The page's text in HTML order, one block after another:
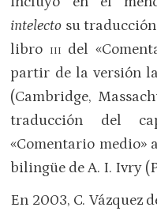
intelecto su
libro iii del
partir de la versión
(Cambridge,
traducción del
«Comentario medio»
bilingüe de A. I. Ivry
En 2003, C. Vázquez